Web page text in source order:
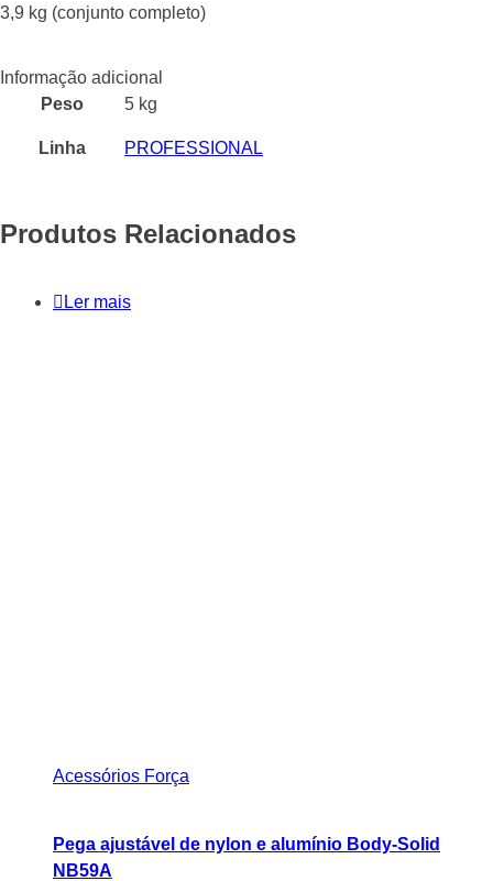
3,9 kg (conjunto completo)
Informação adicional
Peso
5 kg
Linha PROFESSIONAL
Produtos Relacionados
Ler mais
Acessórios Força
Pega ajustável de nylon e alumínio Body-Solid
NB59A